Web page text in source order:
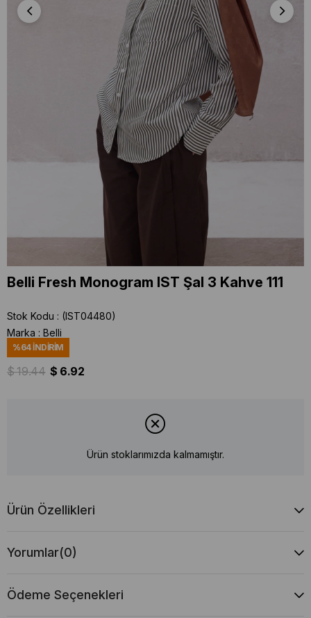
Belli Fresh Monogram IST Şal 3 Kahve 111
Stok Kodu
(IST04480)
Marka : Belli
%64İNDIRIM
$ 19.44 $ 6.92
Ürün stoklarımızda kalmamıştır.
Ürün Özellikleri
Yorumlar(0)
Ödeme Seçenekleri